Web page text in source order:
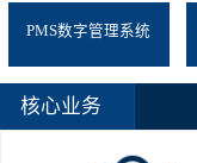
PMS数字管理系统
核心业务